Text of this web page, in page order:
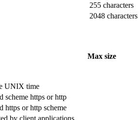
255 characters
2048 characters
Max size
UNIX time
scheme https or http
https or http scheme
by client applications